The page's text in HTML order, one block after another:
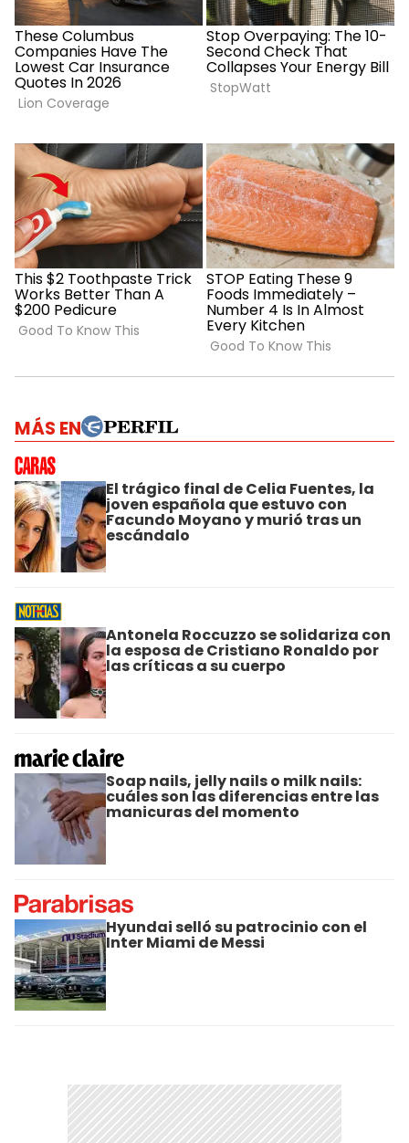
MÁS EN
El trágico final de Celia Fuentes, la
joven española que estuvo con
Facundo Moyano y murió tras un
escándalo
Antonela Roccuzzo se solidariza con
la esposa de Cristiano Ronaldo por
las críticas a su cuerpo
Soap nails, jelly nails o milk nails:
cuáles son las diferencias entre las
manicuras del momento
Hyundai selló su patrocinio con el
Inter Miami de Messi